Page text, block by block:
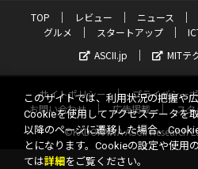
TOP レビュー ニュース
グルメ
スタートアップ
ASCII.jp
MITテ
サイトポリシー プライバシー
お問い合わせ
広告掲載 スタ
©KADOKAWA ASCII Research
このサイトでは、利用状況の把握や
Cookieを使用してアクセスデータを
以降のページに遷移した場合、
とになります。Cookieの設定や使用
ては詳細 をご覧ください。